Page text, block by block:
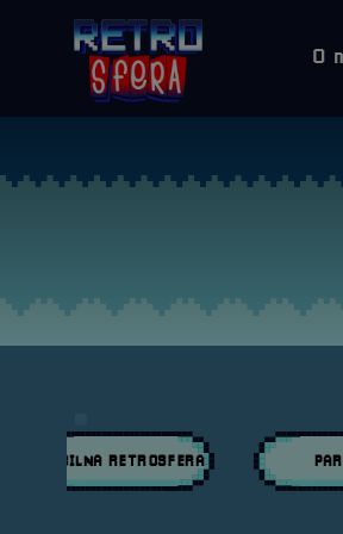
O
MOBILNA RETROSFERA